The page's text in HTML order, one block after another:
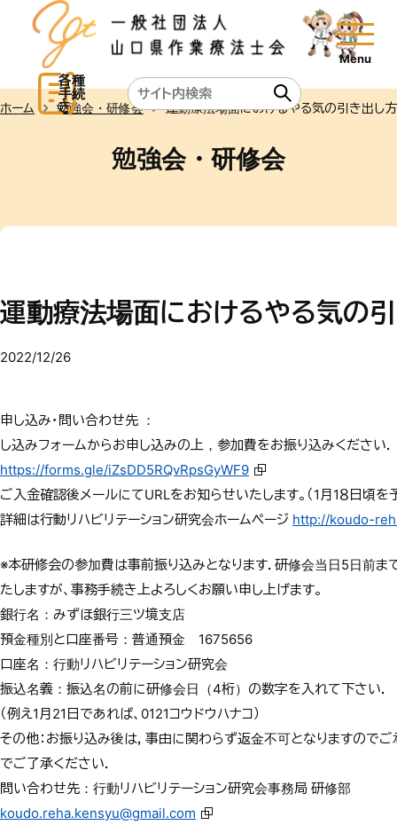
各種
手続
き
勉強会・研修会
ホーム 勉強会・研修会 運動療法場面におけるやる気の引き出し方
運動療法場面におけるやる気の
2022/12/26
申し込み・問い合わせ先 ：
し込みフォームからお申し込みの上，参加費をお振り込みください．
https://forms.gle/iZsDD5RQvRpsGyWF9
ご入金確認後メールにてURLをお知らせいたします。（1月1８日頃を
詳細は行動リハビリテーション研究会ホームページ http://koudo-
※本研修会の参加費は事前振り込みとなります．研修会当日5日前ま
たしますが、事務手続き上よろしくお願い申し上げます。
銀行名：みずほ銀行三ツ境支店
預金種別と口座番号：普通預金 1675656
口座名：行動リハビリテーション研究会
振込名義：振込名の前に研修会日（4桁）の数字を入れて下さい．
（例え1月21日であれば、0121コウドウハナコ）
その他：お振り込み後は，事由に関わらず返金不可となりますのでご
でご了承ください．
問い合わせ先：行動リハビリテーション研究会事務局 研修部
koudo.reha.kensyu@gmail.com